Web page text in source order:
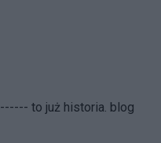
to już historia. blog